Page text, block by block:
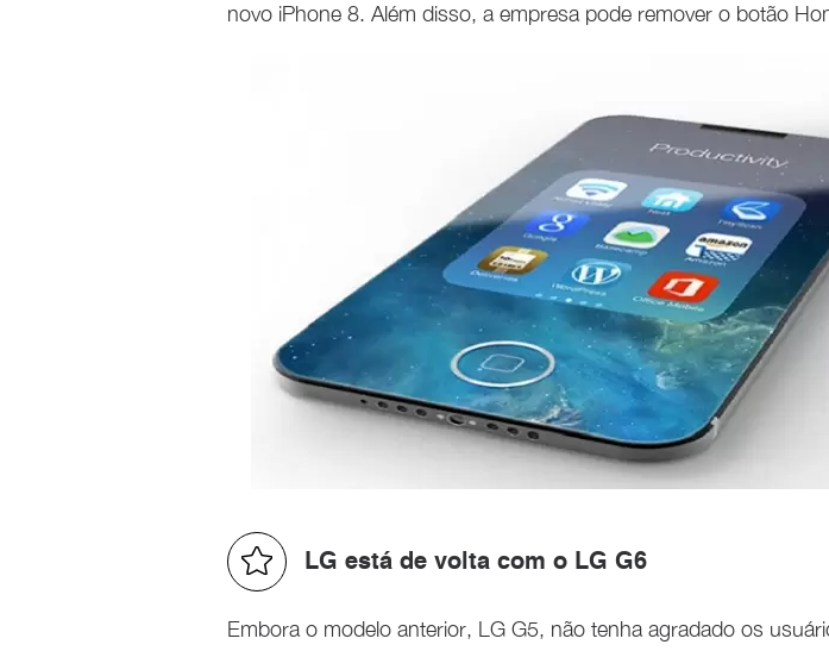
novo iPhone 8. Além disso, a empresa pode remover o botão
LG está de volta com o LG G6
Embora o modelo anterior, LG G5, não tenha agradado os